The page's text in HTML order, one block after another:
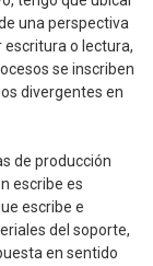
una perspectiva
escritura o lectura,
se inscriben
divergentes en
de producción
escribe es
escribe e
del soporte,
en sentido